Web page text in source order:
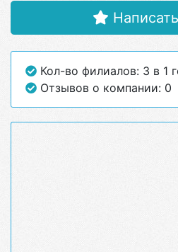
Кол-во филиалов: 3 в 1
Отзывов о компании: 0